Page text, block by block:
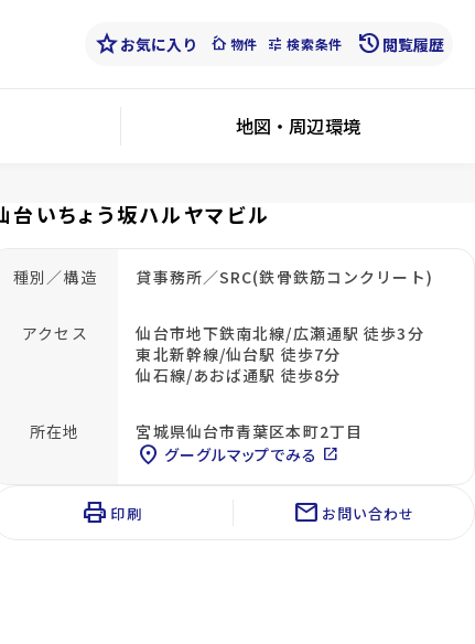
starお気に入り cottage物件 tune 検索条件 history 閲覧履歴
地図・周辺環境
台いちょう坂ハルヤマビル
種別／構造 貸事務所／SRC(鉄骨鉄筋コンクリート)
アクセス
仙台市地下鉄南北線/広瀬通駅 徒歩3分
東北新幹線/仙台駅 徒歩7分
仙石線/あおば通駅 徒歩8分
所在地 宮城県仙台市青葉区本町2丁目
location_on グーグルマップでみる open_in_new
print 印刷 mail お問い合わせ